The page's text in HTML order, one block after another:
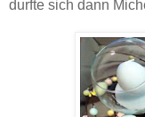
durfte sich dann